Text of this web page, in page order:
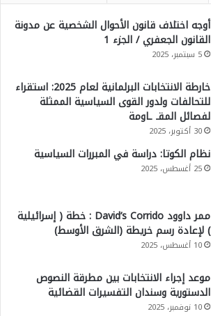
أوجه اختلاف قانون الأحوال الشخصية عن مدونة
القانون الجعفري / الجزء 1
5 سبتمبر، 2025
خارطة الانتخابات البرلمانية لعام 2025: استقراء
للتحالفات ولدور القوى السياسية الممثلة
لفصائل المقـ ـاومة
30 أكتوبر، 2025
نظام الكوتا: دراسة في المبررات السياسية
25 أغسطس، 2025
ممر داوود David’s Corrido : خطة ( إسرائيلية
) لإعادة رسم خريطة (الشرق الأوسط)
10 أغسطس، 2025
موعد إجراء الانتخابات بين مطرقة النصوص
الدستورية وسندان التفسيرات القضائية
10 نوفمبر، 2025